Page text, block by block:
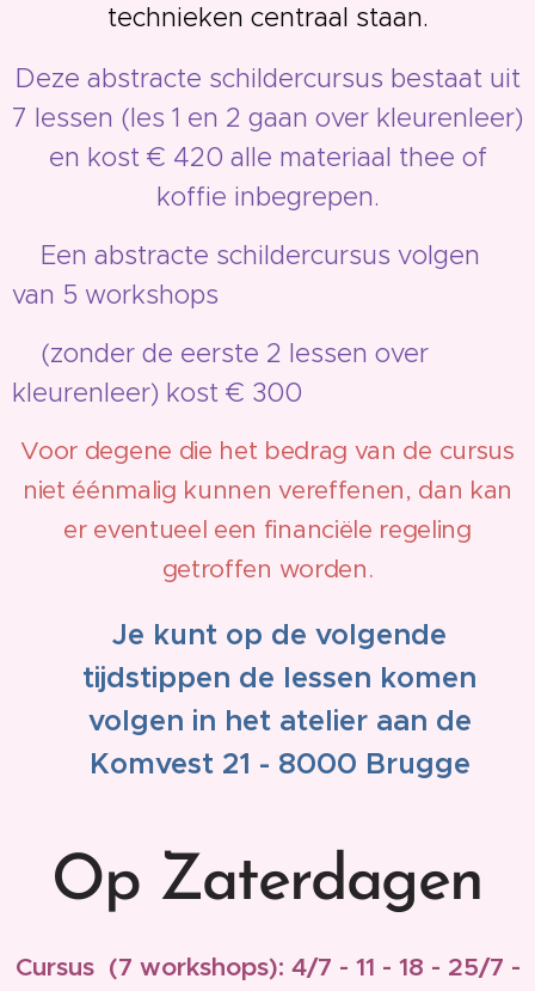
technieken centraal staan.
Deze abstracte schildercursus bestaat uit
7 lessen (les 1 en 2 gaan over kleurenleer)
en kost € 420 alle materiaal thee of
koffie inbegrepen.
Een abstracte schildercursus volgen
van 5 workshops
(zonder de eerste 2 lessen over
kleurenleer) kost € 300
Voor degene die het bedrag van de cursus
niet éénmalig kunnen vereffenen, dan kan
er eventueel een financiële regeling
getroffen worden.
Je kunt op de volgende
tijdstippen de lessen komen
volgen in het atelier aan de
Komvest 21 - 8000 Brugge
Op Zaterdagen
Cursus (7 workshops): 4/7 - 11 - 18 - 25/7 -